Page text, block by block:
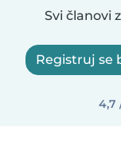
Svi članovi
Registruj se
4,7